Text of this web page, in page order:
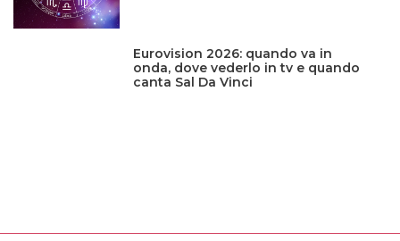
Eurovision 2026: quando va in
onda, dove vederlo in tv e quando
canta Sal Da Vinci